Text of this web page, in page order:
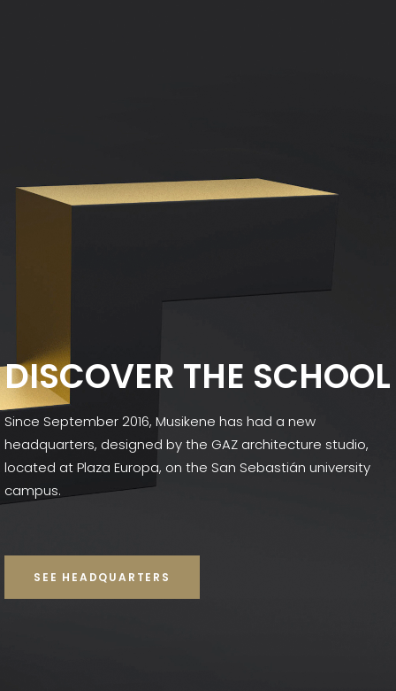
DISCOVER THE SCHOOL
Since September 2016, Musikene has had a new
headquarters, designed by the GAZ architecture studio,
located at Plaza Europa, on the San Sebastián university
campus.
SEE HEADQUARTERS